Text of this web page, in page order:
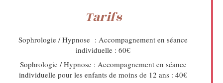
Tarifs
Sophrologie / Hypnose : Accompagnement en séance
individuelle : 60€
Sophrologie/ Hypnose : Accompagnement en séance
individuelle pour les enfants de moins de 12 ans : 40€